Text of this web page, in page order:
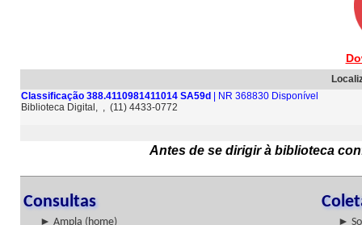
Classificação 388.4110981411014 SA59d
| NR 368830 Disponível
Biblioteca Digital, , (11) 4433-0772
Antes de se dirigir à biblioteca
Consultas
► Ampla (home)
►